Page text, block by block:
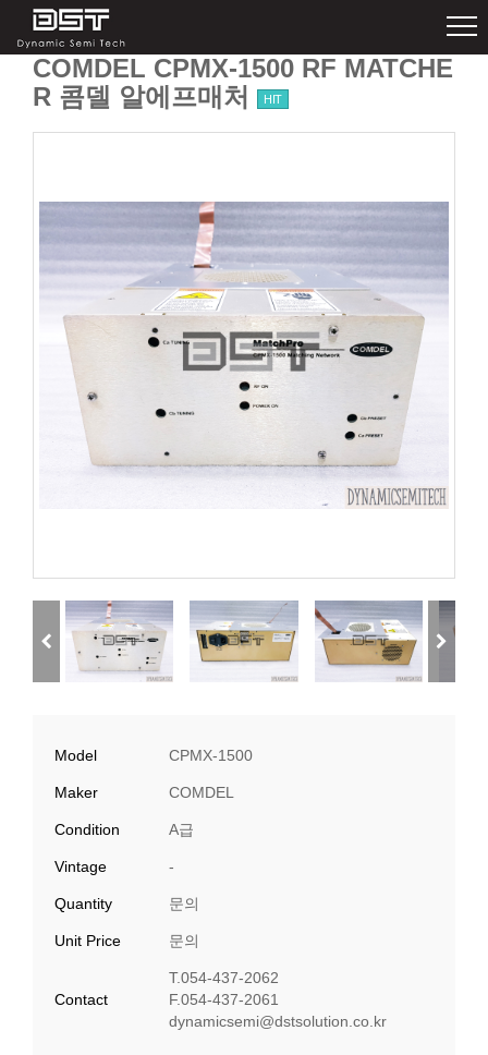
COMDEL CPMX-1500 RF MATCHE
R 콤델 알에프매처
HIT
Model CPMX-1500
Maker COMDEL
Condition A급
Vintage -
Quantity 문의
Unit Price 문의
Contact
T.054-437-2062
F.054-437-2061
​dynamicsemi@dstsolution.co.kr